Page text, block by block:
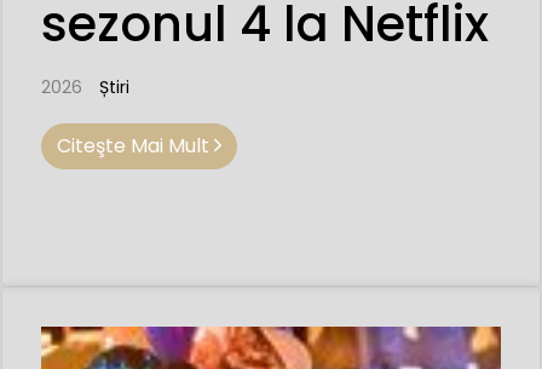
sezonul 4 la Netflix
2026 Știri
Citeşte Mai Mult